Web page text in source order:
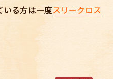
いる方は一度スリークロス